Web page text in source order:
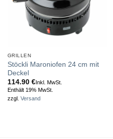
GRILLEN
Stöckli Maroniofen 24 cm mit
Deckel
114.90 €Inkl. MwSt.
Enthält 19% MwSt.
zzgl. Versand